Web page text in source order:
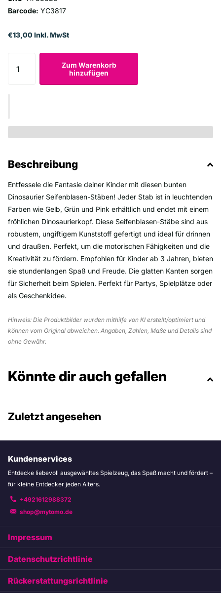
Barcode: YC3817
€13,00 Inkl. MwSt
Zum Warenkorb
hinzufügen
Beschreibung
Entfessele die Fantasie deiner Kinder mit diesen bunten
Dinosaurier Seifenblasen-Stäben! Jeder Stab ist in leuchtenden
Farben wie Gelb, Grün und Pink erhältlich und endet mit einem
fröhlichen Dinosaurierkopf. Diese Seifenblasen-Stäbe sind aus
robustem, ungiftigem Kunststoff gefertigt und ideal für drinnen
und draußen. Perfekt, um die motorischen Fähigkeiten und die
Kreativität zu fördern. Empfohlen für Kinder ab 3 Jahren, bieten
sie stundenlangen Spaß und Freude. Die glatten Kanten sorgen
für Sicherheit beim Spielen. Perfekt für Partys, Spielplätze oder
als Geschenkidee.
Hinweis: Die Produktbilder wurden mithilfe von KI erstellt/optimiert und
können vom Original abweichen. Angaben, Zahlen, Maße und Details sind
ohne Gewähr.
Könnte dir auch gefallen
Zuletzt angesehen
Kundenservices
Entdecke liebevoll ausgewähltes Spielzeug, das Spaß macht und fördert –
für kleine Entdecker jeden Alters.
+4921612988372
shop@mytomo.de
Impressum
Datenschutzrichtlinie
Rückerstattungsrichtlinie